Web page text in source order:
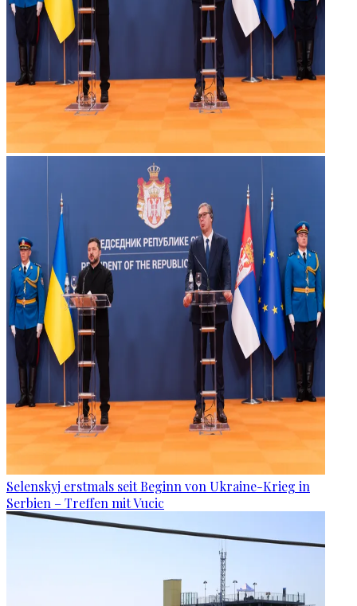
Selenskyj erstmals seit Beginn von Ukraine-Krieg in
Serbien – Treffen mit Vucic